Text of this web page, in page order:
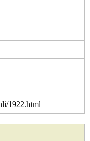
1922.html